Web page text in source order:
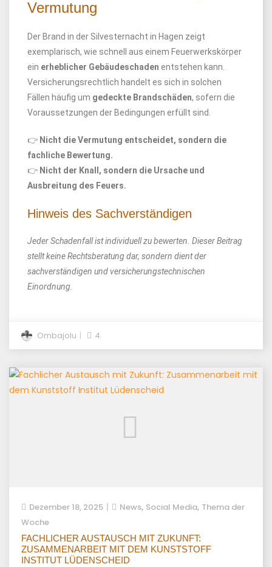
Vermutung
Der Brand in der Silvesternacht in Hagen zeigt
exemplarisch, wie schnell aus einem Feuerwerkskörper
ein erheblicher Gebäudeschaden entstehen kann.
Versicherungsrechtlich handelt es sich in solchen
Fällen häufig um gedeckte Brandschäden, sofern die
Voraussetzungen der Bedingungen erfüllt sind.
👉 Nicht die Vermutung entscheidet, sondern die
fachliche Bewertung.
👉 Nicht der Knall, sondern die Ursache und
Ausbreitung des Feuers.
Hinweis des Sachverständigen
Jeder Schadenfall ist individuell zu bewerten. Dieser Beitrag
stellt keine Rechtsberatung dar, sondern dient der
sachverständigen und versicherungstechnischen
Einordnung.
Ombajolu 4
Dezember 18, 2025 News, Social Media, Thema der
Woche
FACHLICHER AUSTAUSCH MIT ZUKUNFT:
ZUSAMMENARBEIT MIT DEM KUNSTSTOFF
INSTITUT LÜDENSCHEID